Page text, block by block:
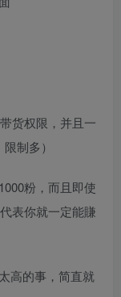
货权限，并且一
制多）
粉，而且即使
表你就一定能賺
高的事，简直就